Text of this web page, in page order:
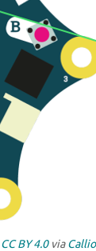
CC BY 4.0via